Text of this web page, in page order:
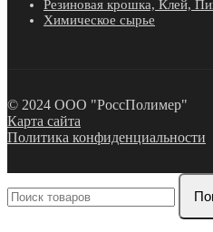
Резиновая крошка, Клей,
Химическое сырье
© 2024 ООО "РоссПолимер"
Карта сайта
Политика конфиденциальности